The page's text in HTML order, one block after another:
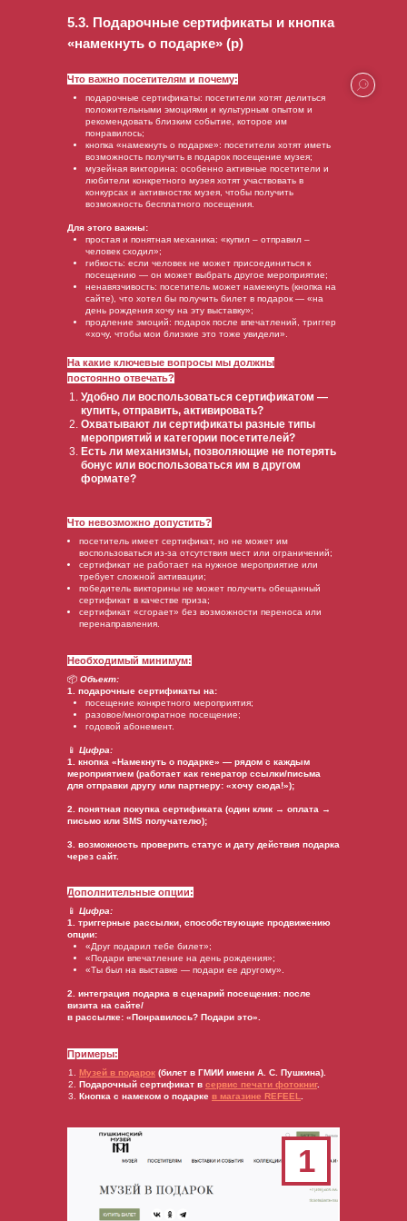
5.3. Подарочные сертификаты и кнопка
«намекнуть о подарке» (р)
подарочные сертификаты: посетители хотят делиться
положительными эмоциями и культурным опытом и
рекомендовать близким событие, которое им
понравилось;
кнопка «намекнуть о подарке»: посетители хотят иметь
возможность получить в подарок посещение музея;
музейная викторина: особенно активные посетители и
любители конкретного музея хотят участвовать в
конкурсах и активностях музея, чтобы получить
возможность бесплатного посещения.
Для этого важны:
простая и понятная механика: «купил – отправил –
человек сходил»;
гибкость: если человек не может присоединиться к
посещению — он может выбрать другое мероприятие;
ненавязчивость: посетитель может намекнуть (кнопка на
сайте), что хотел бы получить билет в подарок — «на
день рождения хочу на эту выставку»;
продление эмоций: подарок после впечатлений, триггер
«хочу, чтобы мои близкие это тоже увидели».
📦 Объект:
1. подарочные сертификаты на:
посещение конкретного мероприятия;
разовое/многократное посещение;
годовой абонемент.
📱 Цифра:
1. кнопка «Намекнуть о подарке» — рядом с каждым
мероприятием (работает как генератор ссылки/письма
для отправки другу или партнеру: «хочу сюда!»);
2. понятная покупка сертификата (один клик → оплата →
письмо или SMS получателю);
3. возможность проверить статус и дату действия подарка
через сайт.
посетитель имеет сертификат, но не может им
воспользоваться из-за отсутствия мест или ограничений;
сертификат не работает на нужное мероприятие или
требует сложной активации;
победитель викторины не может получить обещанный
сертификат в качестве приза;
сертификат «сгорает» без возможности переноса или
перенаправления.
Удобно ли воспользоваться сертификатом —
купить, отправить, активировать?
Охватывают ли сертификаты разные типы
мероприятий и категории посетителей?
Есть ли механизмы, позволяющие не потерять
бонус или воспользоваться им в другом
формате?
Что важно посетителям и почему:
Что невозможно допустить?
Необходимый минимум:
📱 Цифра:
1. триггерные рассылки, способствующие продвижению
опции:
«Друг подарил тебе билет»;
«Подари впечатление на день рождения»;
«Ты был на выставке — подари ее другому».
2. интеграция подарка в сценарий посещения: после
визита на сайте/
в рассылке: «Понравилось? Подари это».
Дополнительные опции:
Музей в подарок (билет в ГМИИ имени А. С. Пушкина).
Подарочный сертификат в сервис печати фотокниг.
Кнопка с намеком о подарке в магазине REFEEL
Примеры:
На какие ключевые вопросы мы должны
постоянно отвечать?
1